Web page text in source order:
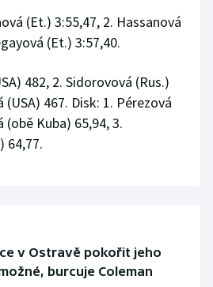
(Et.) 3:55,47, 2. Hassanová
(Et.) 3:57,40.
482, 2. Sidorovová (Rus.)
467. Disk: 1. Pérezová
(obě Kuba) 65,94, 3.
64,77.
v Ostravě pokořit jeho
burcuje Coleman